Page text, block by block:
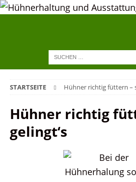
STARTSEITE Hühner richtig füttern –
Hühner richtig
gelingt‘s